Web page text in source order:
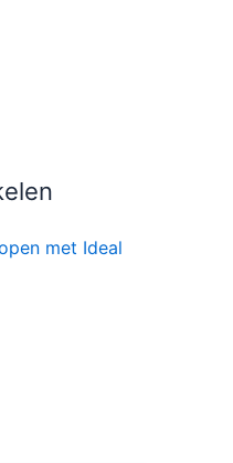
met Ideal